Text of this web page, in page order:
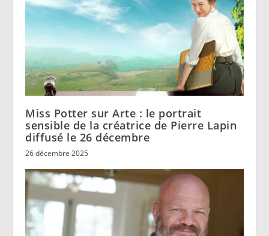
Miss Potter sur Arte : le portrait
sensible de la créatrice de Pierre Lapin
diffusé le 26 décembre
26 décembre 2025